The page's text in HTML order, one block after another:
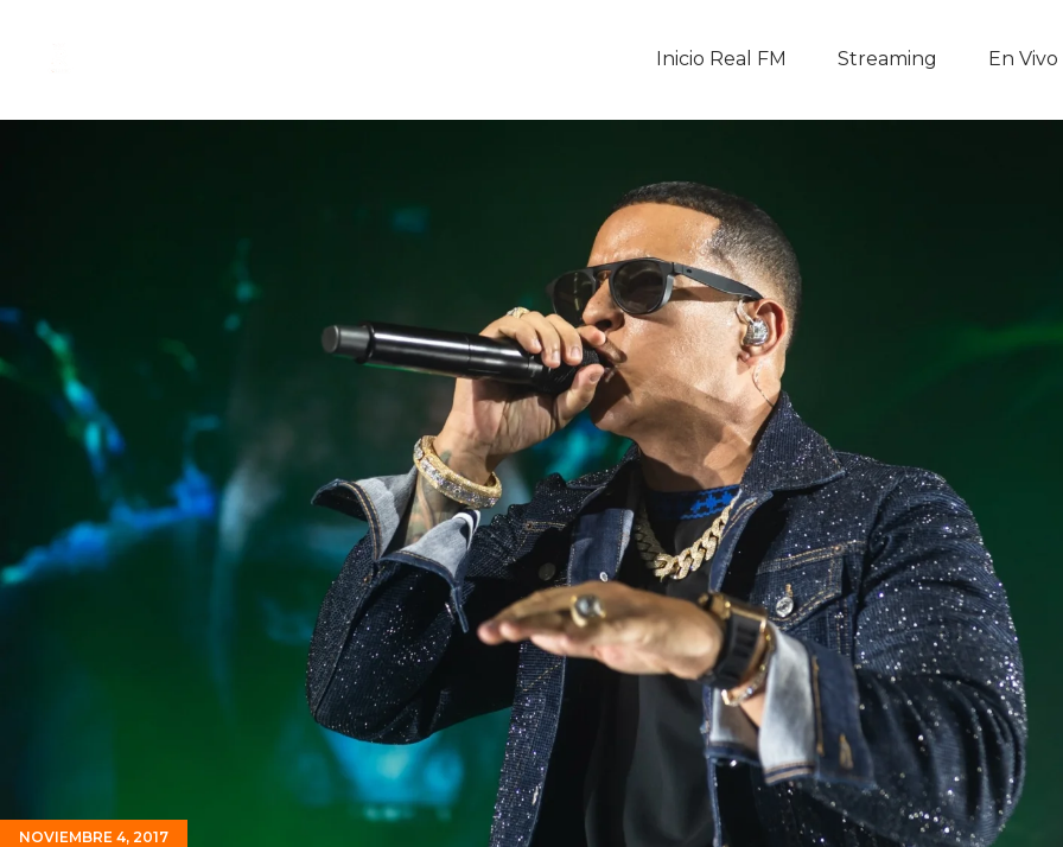
Inicio Real FM Streaming En Vivo
Descarga La APP
Programas
Noticias
Equipo
Sobre Nosotros
Contactos
NOVIEMBRE 4, 2017